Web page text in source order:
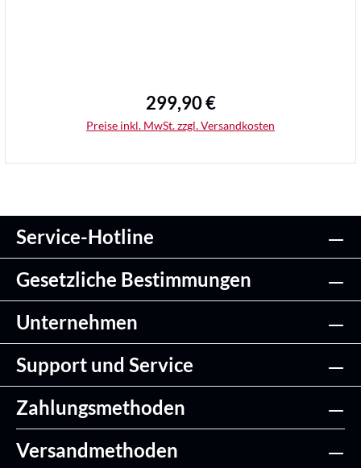
Regulärer Preis:
299,90 €
Preise inkl. MwSt. zzgl. Versandkosten
Service-Hotline
Gesetzliche Bestimmungen
Unternehmen
Support und Service
Zahlungsmethoden
Versandmethoden